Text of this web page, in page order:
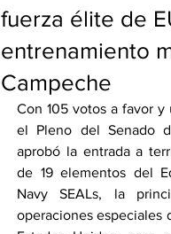
fuerza élite de
entrenamiento
Campeche
Con 105 votos a favor y
el Pleno del Senado
aprobó la entrada a
de 19 elementos del
Navy SEALs, la
operaciones especiales